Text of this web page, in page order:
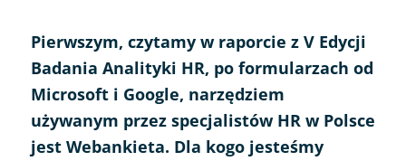
Pierwszym, czytamy w raporcie z V Edycji
Badania Analityki HR, po formularzach od
Microsoft i Google, narzędziem
używanym przez specjalistów HR w Polsce
jest Webankieta. Dla kogo jesteśmy